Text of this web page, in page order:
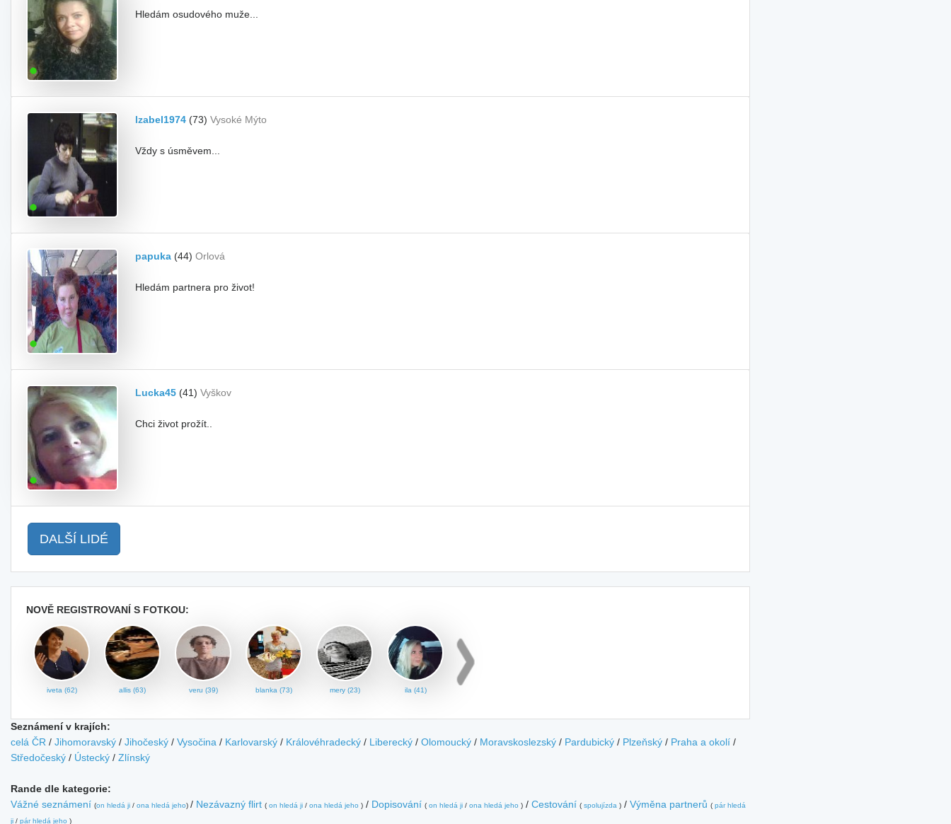
Hledám osudového muže...
Izabel1974 (73) Vysoké Mýto
Vždy s úsměvem...
papuka (44) Orlová
Hledám partnera pro život!
Lucka45 (41) Vyškov
Chci život prožít..
DALŠÍ LIDÉ
NOVĚ REGISTROVANÍ S FOTKOU:
iveta (62) allis (63) veru (39) blanka (73) mery (23) ila (41)
Seznámení v krajích:
celá ČR / Jihomoravský / Jihočeský / Vysočina / Karlovarský / Královéhradecký / Liberecký / Olomoucký / Moravskoslezský / Pardubický / Plzeňský / Praha a okolí /
Středočeský / Ústecký / Zlínský
Rande dle kategorie:
Vážné seznámení (on hledá ji / ona hledá jeho) / Nezávazný flirt ( on hledá ji / ona hledá jeho ) / Dopisování ( on hledá ji / ona hledá jeho ) / Cestování ( spolujízda ) / Výměna partnerů ( pár hledá
ji / pár hledá jeho )